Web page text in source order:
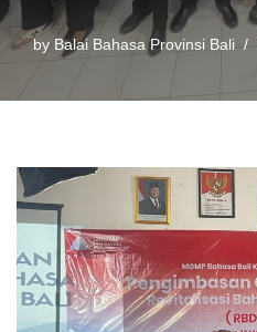
by Balai Bahasa Provinsi Bali